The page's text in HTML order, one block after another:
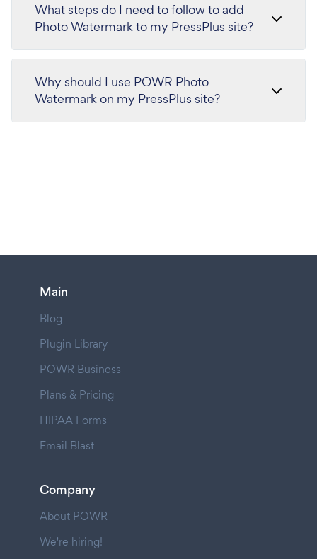
What steps do I need to follow to add
Photo Watermark to my PressPlus site?
Why should I use POWR Photo
Watermark on my PressPlus site?
Main
Blog
Plugin Library
POWR Business
Plans & Pricing
HIPAA Forms
Email Blast
Company
About POWR
We're hiring!